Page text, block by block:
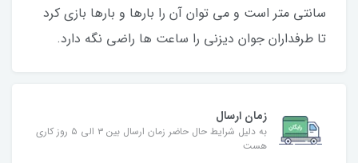
سانتی متر است و می توان آن را بارها و بارها بازی کرد
تا طرفداران جوان دیزنی را ساعت ها راضی نگه دارد.
زمان ارسال
به دلیل شرایط حال حاضر زمان ارسال بین ۳ الی ۵ روز کاری
هست